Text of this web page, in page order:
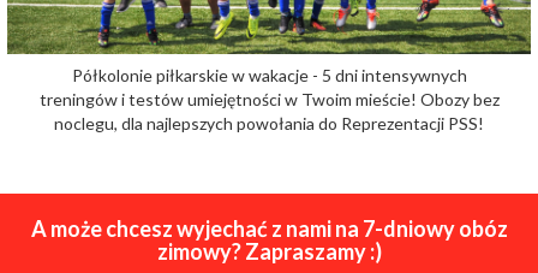
Półkolonie piłkarskie w wakacje - 5 dni intensywnych
treningów i testów umiejętności w Twoim mieście! Obozy bez
noclegu, dla najlepszych powołania do Reprezentacji PSS!
A może chcesz wyjechać z nami na 7-dniowy obóz
zimowy? Zapraszamy :)